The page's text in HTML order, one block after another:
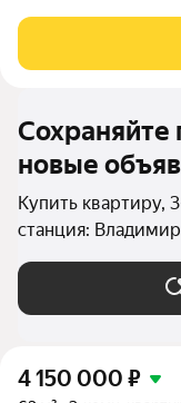
изолированные
просторная кухня 9
Сохраняйте
новые
Купить квартиру,
станция:
4 150 000 ₽